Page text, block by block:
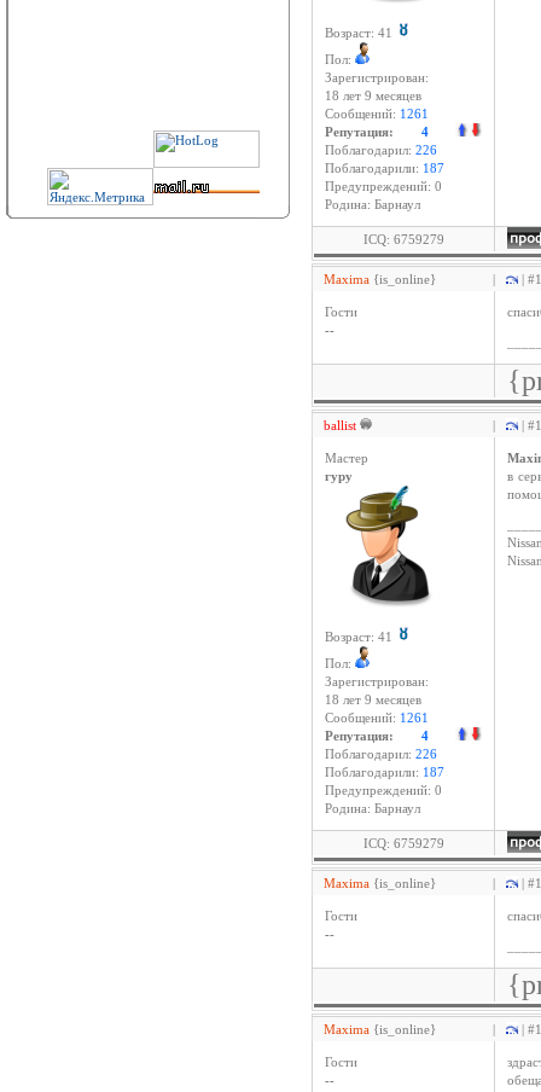
Возраст: 41
Пол:
Зарегистрирован:
18 лет 9 месяцев
Сообщений: 1261
Репутация: 4
Поблагодарил: 226
Поблагодарили: 187
Предупреждений: 0
Родина: Барнаул
ICQ: 6759279
Maxima {is_online} | |
Гости
--
ballist | |
Мастер
гуру
Возраст: 41
Пол:
Зарегистрирован:
18 лет 9 месяцев
Сообщений: 1261
Репутация: 4
Поблагодарил: 226
Поблагодарили: 187
Предупреждений: 0
Родина: Барнаул
в
ICQ: 6759279
Maxima {is_online} | |
Гости
--
Maxima {is_online} | |
Гости
--